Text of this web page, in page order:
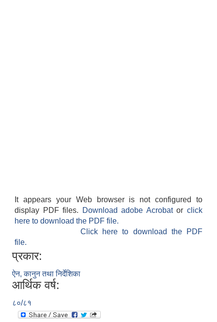
It appears your Web browser is not configured to
display PDF files.
Download adobe Acrobatorclick
here to download the PDF file.
Click here to download the PDF
file.
प्रकार:
ऐन, कानुन तथा निर्देशिका
आर्थिक वर्ष:
८०/८१